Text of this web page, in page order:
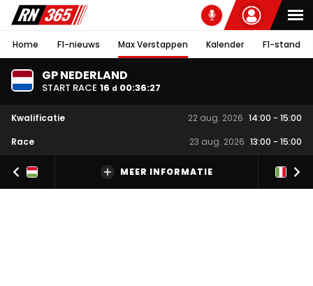
Home F1-nieuws Max Verstappen Kalender F1-stand
GP NEDERLAND
START RACE 16 d 00:36:26
Kwalificatie 22 aug. 2026 14:00 - 15:00
Race
23 aug. 2026 13:00 - 15:00
MEER INFORMATIE